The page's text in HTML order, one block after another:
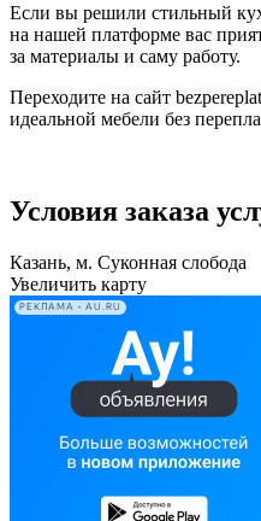
Если вы решили стильный
на нашей платформе вас
за материалы и саму работу.
Переходите на сайт
идеальной мебели без
Условия заказа
Казань, м. Суконная слобода
Увеличить карту
РЕКЛАМА • AU.RU